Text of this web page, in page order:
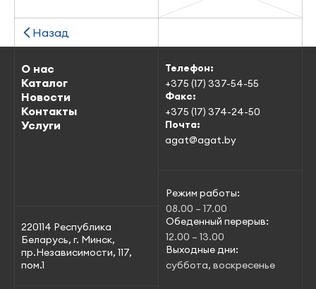
Назад
О нас
Каталог
Новости
Контакты
Услуги
Режим работы:
08.00 – 17.00
Обеденный перерыв:
12.00 – 13.00
Выходные дни:
суббота, воскресенье
Телефон:
+375 (17) 337-54-55
Факс:
+375 (17) 374-24-50
Почта:
agat@agat.by
220114 Республика
Беларусь, г. Минск,
пр.Независимости, 117,
пом.1